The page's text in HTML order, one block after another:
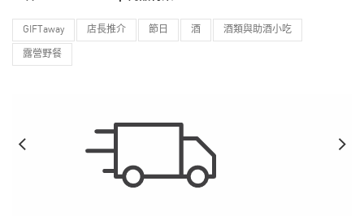
GIFTaway 店長推介 節日 酒 酒類與助酒小吃
露營野餐